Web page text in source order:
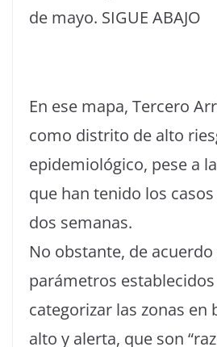
de mayo. SIGUE ABAJO
En ese mapa, Tercero
como distrito de alto
epidemiológico, pese a
que han tenido los
dos semanas.
No obstante, de acuerdo
parámetros
categorizar las zonas en
alto y alerta, que son